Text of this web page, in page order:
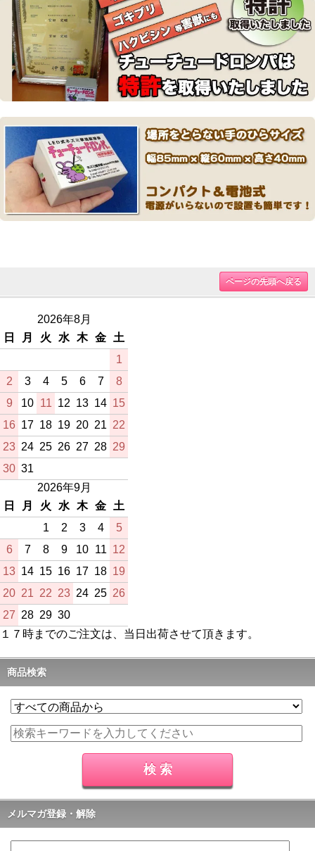
ページの先頭へ戻る
2026年8月
日
月 火 水 木 金
土
1
2
3 4 5 6 7
8
9
10 11 12 13 14 15
16 17 18 19 20 21 22
23 24 25 26 27 28 29
30 31
2026年9月
日
月 火 水 木 金
土
1
2 3 4
5
6
7 8 9 10 11 12
13 14 15 16 17 18 19
20 21 22 23 24 25 26
27 28 29 30
１７時までのご注文は、当日出荷させて頂きます。
商品検索
メルマガ登録・解除